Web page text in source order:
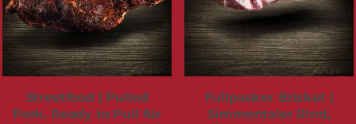
Streetfood | Pulled
Pork. Ready to Pull für
Fullpacker Brisket |
Simmentaler Rind,